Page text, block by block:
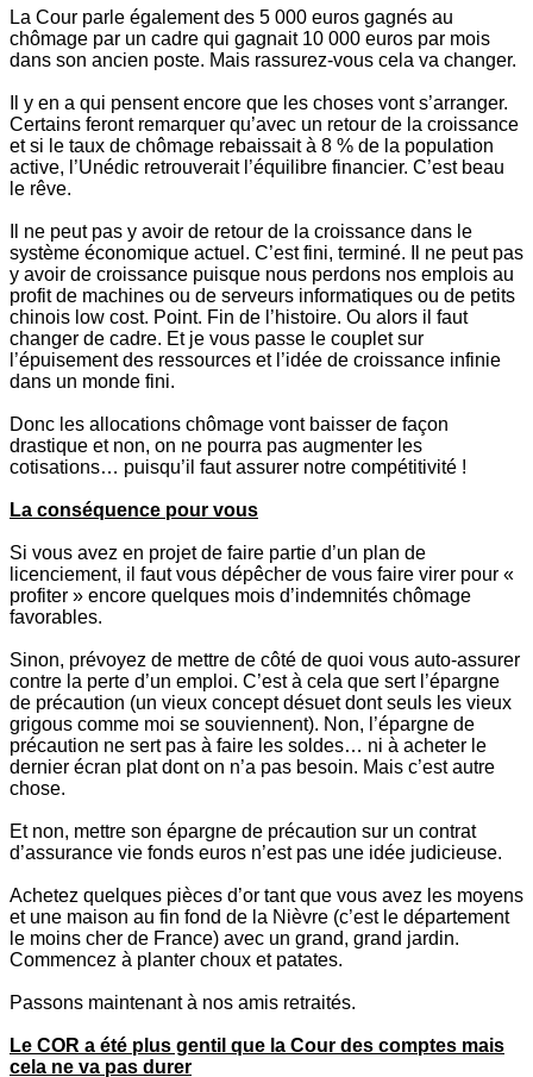
La Cour parle également des 5 000 euros gagnés au
chômage par un cadre qui gagnait 10 000 euros par mois
dans son ancien poste. Mais rassurez-vous cela va changer.
Il y en a qui pensent encore que les choses vont s’arranger.
Certains feront remarquer qu’avec un retour de la croissance
et si le taux de chômage rebaissait à 8 % de la population
active, l’Unédic retrouverait l’équilibre financier. C’est beau
le rêve.
Il ne peut pas y avoir de retour de la croissance dans le
système économique actuel. C’est fini, terminé. Il ne peut pas
y avoir de croissance puisque nous perdons nos emplois au
profit de machines ou de serveurs informatiques ou de petits
chinois low cost. Point. Fin de l’histoire. Ou alors il faut
changer de cadre. Et je vous passe le couplet sur
l’épuisement des ressources et l’idée de croissance infinie
dans un monde fini.
Donc les allocations chômage vont baisser de façon
drastique et non, on ne pourra pas augmenter les
cotisations… puisqu’il faut assurer notre compétitivité !
La conséquence pour vous
Si vous avez en projet de faire partie d’un plan de
licenciement, il faut vous dépêcher de vous faire virer pour «
profiter » encore quelques mois d’indemnités chômage
favorables.
Sinon, prévoyez de mettre de côté de quoi vous auto-assurer
contre la perte d’un emploi. C’est à cela que sert l’épargne
de précaution (un vieux concept désuet dont seuls les vieux
grigous comme moi se souviennent). Non, l’épargne de
précaution ne sert pas à faire les soldes… ni à acheter le
dernier écran plat dont on n’a pas besoin. Mais c’est autre
chose.
Et non, mettre son épargne de précaution sur un contrat
d’assurance vie fonds euros n’est pas une idée judicieuse.
Achetez quelques pièces d’or tant que vous avez les moyens
et une maison au fin fond de la Nièvre (c’est le département
le moins cher de France) avec un grand, grand jardin.
Commencez à planter choux et patates.
Passons maintenant à nos amis retraités.
Le COR a été plus gentil que la Cour des comptes mais
cela ne va pas durer